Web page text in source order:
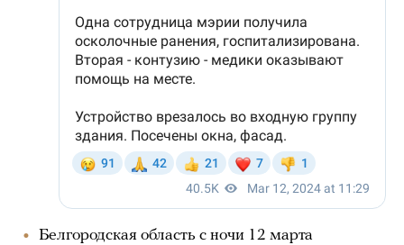
Белгородская область с ночи 12 марта